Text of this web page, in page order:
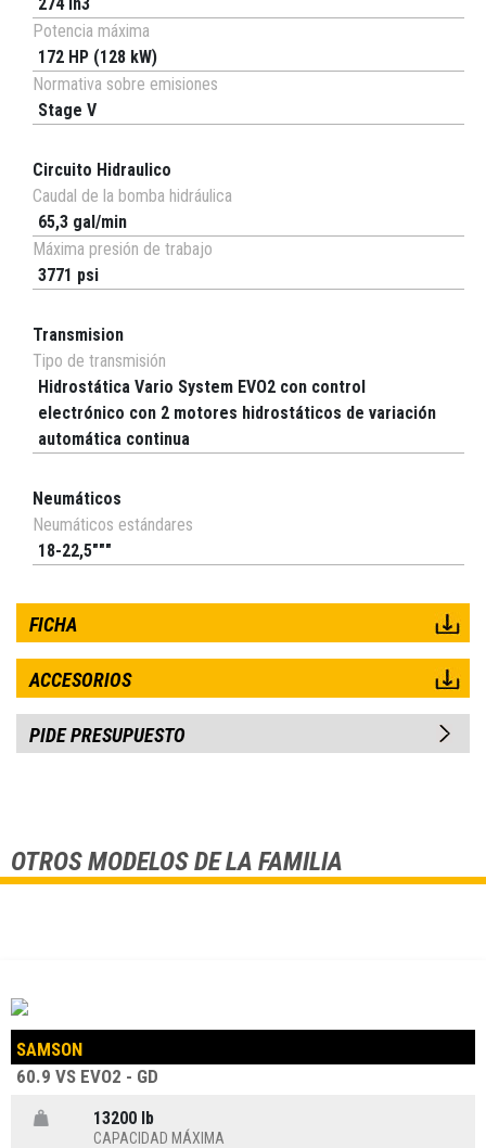
274 in3
Potencia máxima
172 HP (128 kW)
Normativa sobre emisiones
Stage V
Circuito Hidraulico
Caudal de la bomba hidráulica
65,3 gal/min
Máxima presión de trabajo
3771 psi
Transmision
Tipo de transmisión
Hidrostática Vario System EVO2 con control
electrónico con 2 motores hidrostáticos de variación
automática continua
Neumáticos
Neumáticos estándares
18-22,5"""
FICHA
ACCESORIOS
PIDE PRESUPUESTO
OTROS MODELOS DE LA FAMILIA
SAMSON
60.9 VS EVO2 - GD
13200 lb
CAPACIDAD MÁXIMA